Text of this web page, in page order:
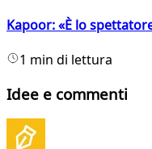
Kapoor: «È lo
1 min di lettura
Idee e commenti